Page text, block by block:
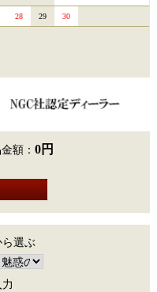
28 29 30
額： 0円
選ぶ